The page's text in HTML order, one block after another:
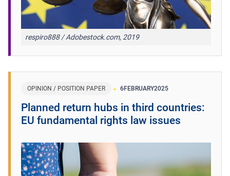
respiro888 / Adobestock.com, 2019
OPINION / POSITION PAPER 6FEBRUARY2025
Planned return hubs in third countries:
EU fundamental rights law issues